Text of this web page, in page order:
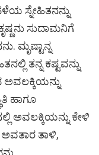
ಸ್ನೇಹಿತನನ್ನು
ಸುದಾಮನಿಗೆ
ಮೃಷ್ಟಾನ್ನ
ತನ್ನ ಕಷ್ಟವನ್ನು
ಅವಲಕ್ಕಿಯನ್ನು
ಹಾಗೂ
ಅವಲಕ್ಕಿಯನ್ನು ಕೇಳಿ
ತಾಳಿ,